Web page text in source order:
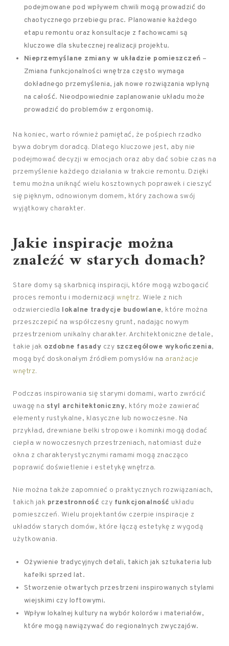
podejmowane pod wpływem chwili mogą prowadzić do
chaotycznego przebiegu prac. Planowanie każdego
etapu remontu oraz konsultacje z fachowcami są
kluczowe dla skutecznej realizacji projektu.
Nieprzemyślane zmiany w układzie pomieszczeń –
Zmiana funkcjonalności wnętrza często wymaga
dokładnego przemyślenia, jak nowe rozwiązania wpłyną
na całość. Nieodpowiednie zaplanowanie układu może
prowadzić do problemów z ergonomią.
Na koniec, warto również pamiętać, że pośpiech rzadko
bywa dobrym doradcą. Dlatego kluczowe jest, aby nie
podejmować decyzji w emocjach oraz aby dać sobie czas na
przemyślenie każdego działania w trakcie remontu. Dzięki
temu można uniknąć wielu kosztownych poprawek i cieszyć
się pięknym, odnowionym domem, który zachowa swój
wyjątkowy charakter.
Jakie inspiracje można
znaleźć w starych domach?
Stare domy są skarbnicą inspiracji, które mogą wzbogacić
proces remontu i modernizacji wnętrz. Wiele z nich
odzwierciedla lokalne tradycje budowlane, które można
przeszczepić na współczesny grunt, nadając nowym
przestrzeniom unikalny charakter. Architektoniczne detale,
takie jak ozdobne fasady czy szczegółowe wykończenia,
mogą być doskonałym źródłem pomysłów na aranżacje
wnętrz.
Podczas inspirowania się starymi domami, warto zwrócić
uwagę na styl architektoniczny, który może zawierać
elementy rustykalne, klasyczne lub nowoczesne. Na
przykład, drewniane belki stropowe i kominki mogą dodać
ciepła w nowoczesnych przestrzeniach, natomiast duże
okna z charakterystycznymi ramami mogą znacząco
poprawić doświetlenie i estetykę wnętrza.
Nie można także zapomnieć o praktycznych rozwiązaniach,
takich jak przestronność czy funkcjonalność układu
pomieszczeń. Wielu projektantów czerpie inspiracje z
układów starych domów, które łączą estetykę z wygodą
użytkowania.
Ożywienie tradycyjnych detali, takich jak sztukateria lub
kafelki sprzed lat.
Stworzenie otwartych przestrzeni inspirowanych stylami
wiejskimi czy loftowymi.
Wpływ lokalnej kultury na wybór kolorów i materiałów,
które mogą nawiązywać do regionalnych zwyczajów.